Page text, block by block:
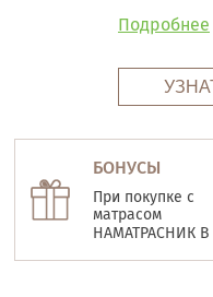
Подробнее
БОНУСЫ
При покупке с
матрасом
НАМАТРАСНИК